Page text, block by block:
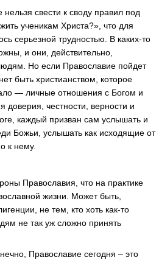
свести к своду правил под
ученикам Христа?», что для
серьезной трудностью. В каких-то
и они, действительно,
Но если Православие пойдет
быть христианством, которое
— личные отношения с Богом и
честности, верности и
каждый призван сам услышать и
Божьи, услышать как исходящие от
к нему.
Православия, что на практике
жизни. Может быть,
не тем, кто хоть как-то
не так уж сложно принять
Православие сегодня – это